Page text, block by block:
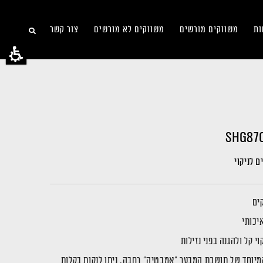
משווקים מורשים משווקים לא מורשים צור קשר
לניקוי
של תושבת המבער "אמבטיה" רחבה, ניתן לנקות בקלות